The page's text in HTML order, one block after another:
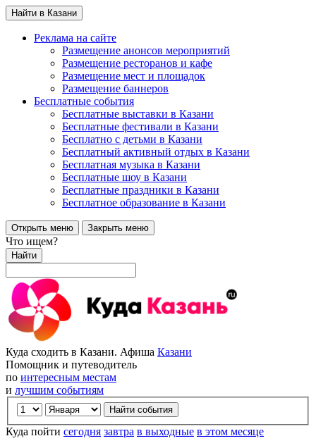
Найти в Казани
Реклама на сайте
Размещение анонсов мероприятий
Размещение ресторанов и кафе
Размещение мест и площадок
Размещение баннеров
Бесплатные события
Бесплатные выставки в Казани
Бесплатные фестивали в Казани
Бесплатно с детьми в Казани
Бесплатный активный отдых в Казани
Бесплатная музыка в Казани
Бесплатные шоу в Казани
Бесплатные праздники в Казани
Бесплатное образование в Казани
Открыть меню Закрыть меню
Что ищем?
Найти
Куда сходить в Казани. Афиша Казани
Помощник и путеводитель
по интересным местам
и лучшим событиям
Куда пойти сегодня завтра в выходные в этом месяце